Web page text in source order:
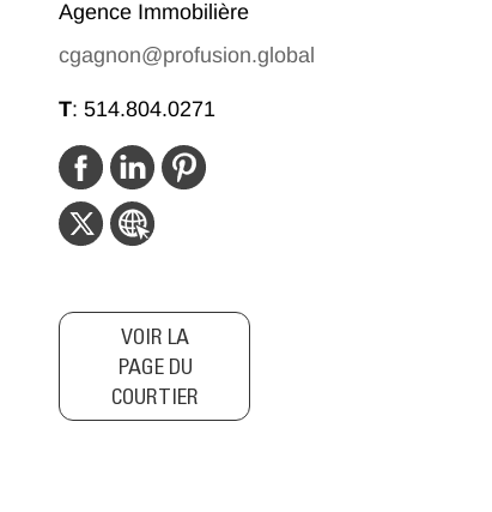
Agence Immobilière
cgagnon@profusion.global
T:514.804.0271
VOIR LA
PAGE DU
COURTIER